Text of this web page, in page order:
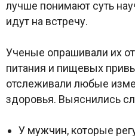
лучше понимают суть
идут на встречу.
Ученые опрашивали их
питания и пищевых
отслеживали любые
здоровья. Выяснились
У мужчин, которые